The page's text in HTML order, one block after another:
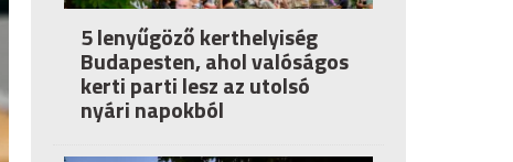
5 lenyűgöző kerthelyiség
Budapesten, ahol valóságos
kerti parti lesz az utolsó
nyári napokból